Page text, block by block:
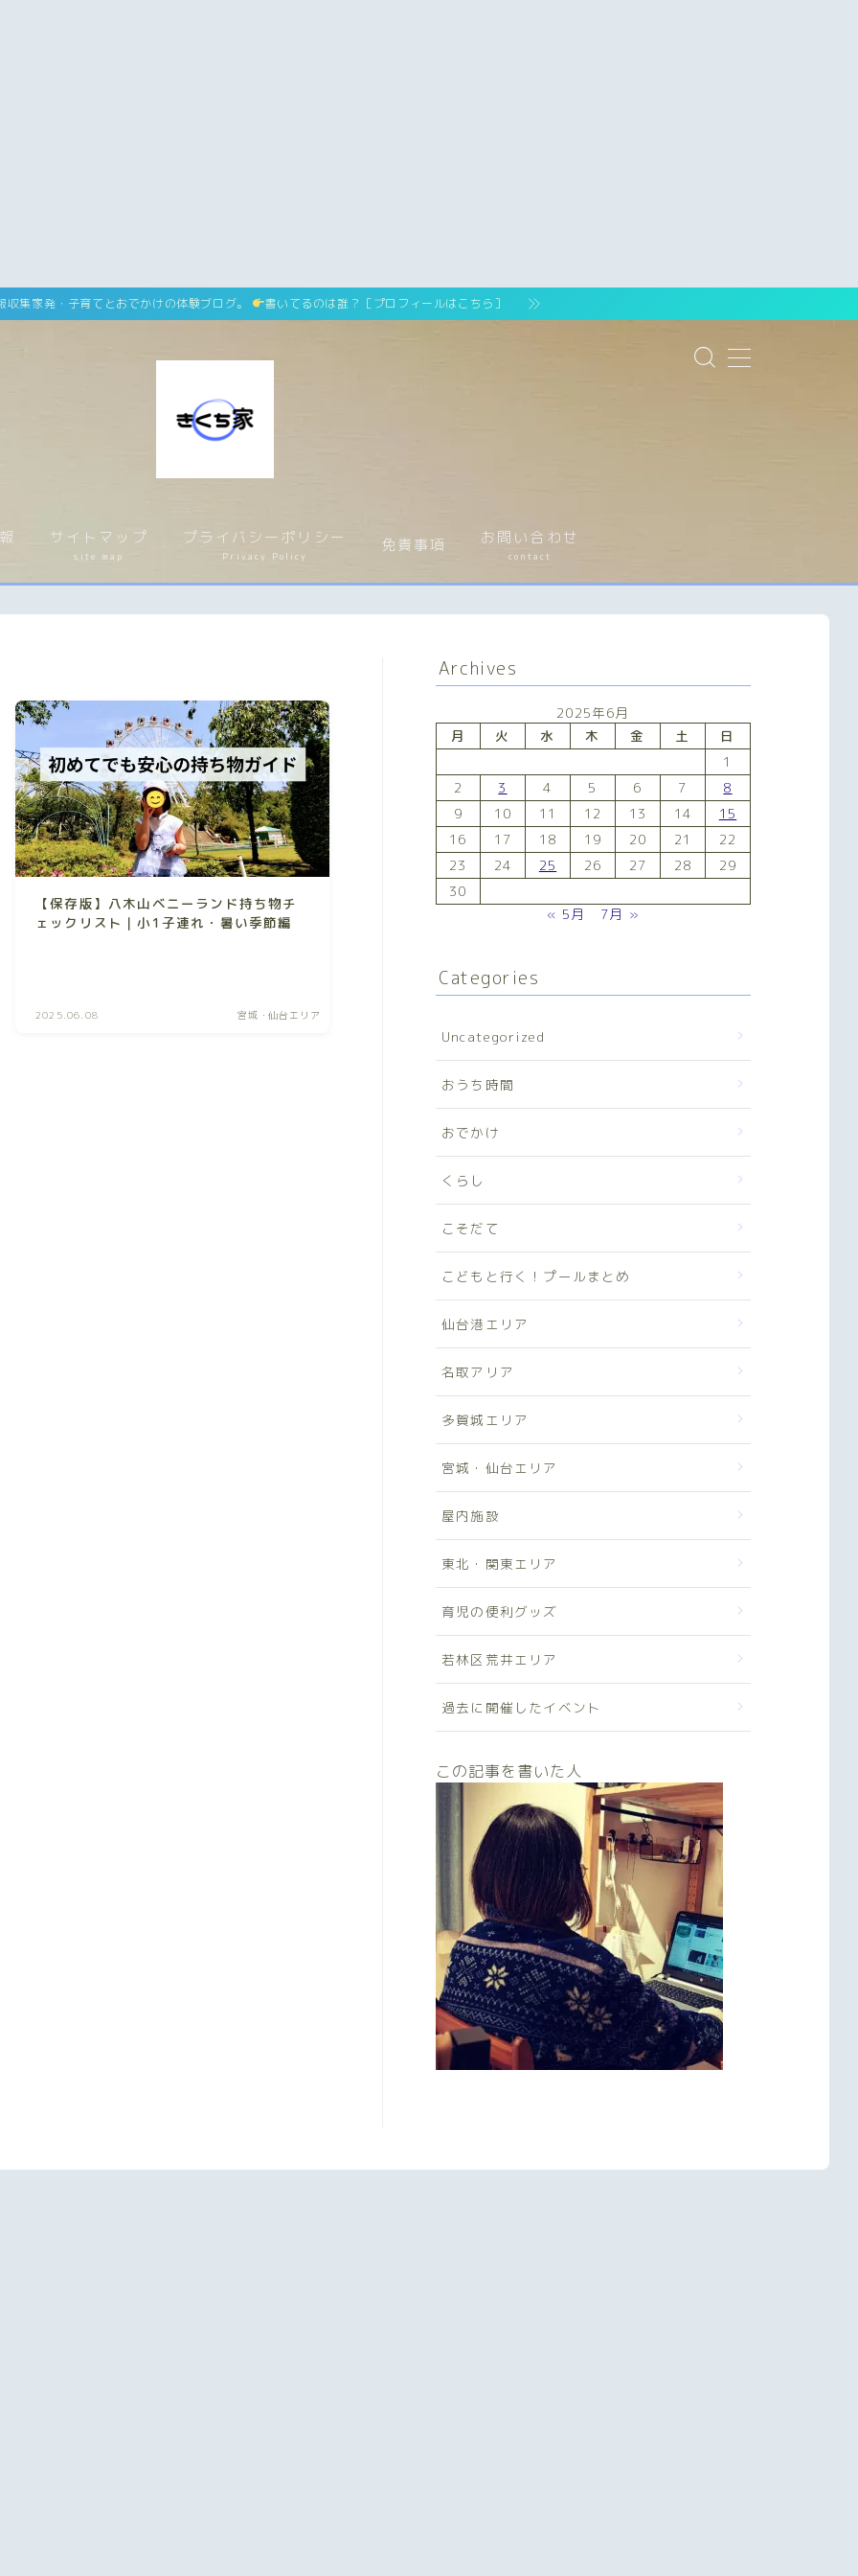
収集家発・子育てとおでかけの体験ブログ。 書いてるのは誰？［プロフィールはこちら］
サイトマップ
site map
プライバシーポリシー
Privacy Policy
免責事項 お問い合わせ
contact
サイトマップ site map
プライバシーポリシー Privacy Policy
contact
【保存版】八木山ベニーランド持ち物チ
ェックリスト｜小1子連れ・暑い季節編
2025.06.08 宮城・仙台エリア
Archives
2025年6月
月
火 水 木 金 土
日
1
2
3 4 5 6 7
8
9
10 11 12 13 14
15
16
17 18 19 20 21
22
23
24 25 26 27 28
29
30
« 5月
7月 »
Categories
Uncategorized
おうち時間
おでかけ
くらし
こそだて
こどもと行く！プールまとめ
仙台港エリア
名取アリア
多賀城エリア
宮城・仙台エリア
屋内施設
東北・関東エリア
育児の便利グッズ
若林区荒井エリア
過去に開催したイベント
この記事を書いた人